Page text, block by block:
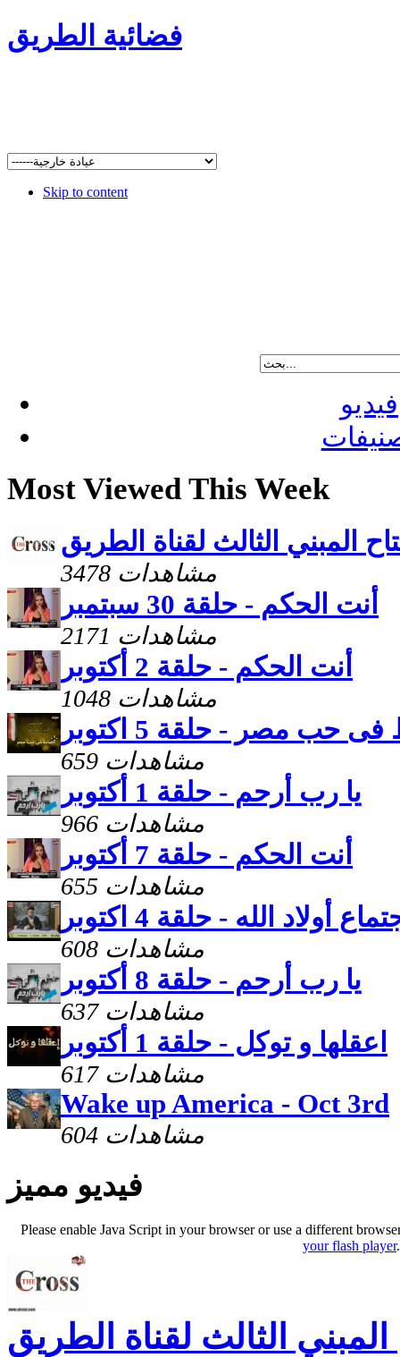
فضائية الطريق
Skip to content
فيديو
Most Viewed This Week
المبني الثالث لقناة الطريق
3478 مشاهدات
أنت الحكم - حلقة 30 سبتمبر
2171 مشاهدات
أنت الحكم - حلقة 2 أكتوبر
1048 مشاهدات
حب مصر - حلقة 5 اكتوبر
659 مشاهدات
يا رب أرحم - حلقة 1 أكتوبر
966 مشاهدات
أنت الحكم - حلقة 7 أكتوبر
655 مشاهدات
أولاد الله - حلقة 4 اكتوبر
608 مشاهدات
يا رب أرحم - حلقة 8 أكتوبر
637 مشاهدات
اعقلها و توكل - حلقة 1 أكتوبر
617 مشاهدات
Wake up America - Oct 3rd
604 مشاهدات
فيديو مميز
Please enable Java Script in your browser or use a different
your flash player.
المبني الثالث لقناة الطريق